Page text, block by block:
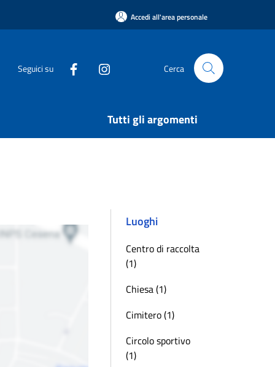
Accedi all'area personale
Seguici su Cerca
Tutti gli argomenti
Luoghi
Centro di raccolta
(1)
Chiesa (1)
Cimitero (1)
Circolo sportivo
(1)